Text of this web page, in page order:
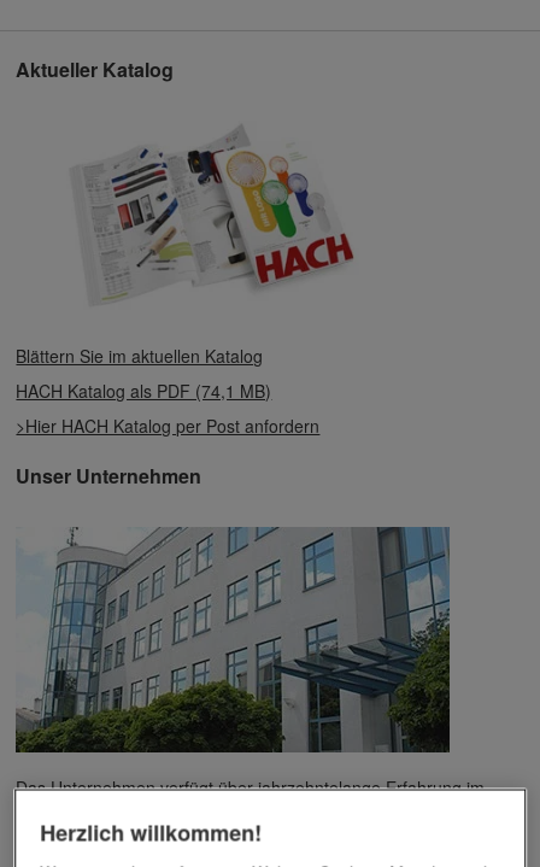
Aktueller Katalog
Blättern Sie im aktuellen Katalog
HACH Katalog als PDF (74,1 MB)
>Hier HACH Katalog per Post anfordern
Unser Unternehmen
Das Unternehmen verfügt über jahrzehntelange Erfahrung im
Dieses Wissen kommt unseren Kunden tagtäglich zugute,
Herzlich willkommen!